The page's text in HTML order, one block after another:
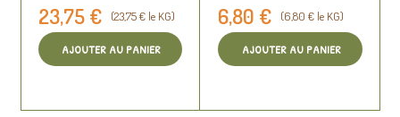
23,75 € (23,75 € le KG)
AJOUTER AU PANIER
6,80 € (6,80 € le KG)
AJOUTER AU PANIER